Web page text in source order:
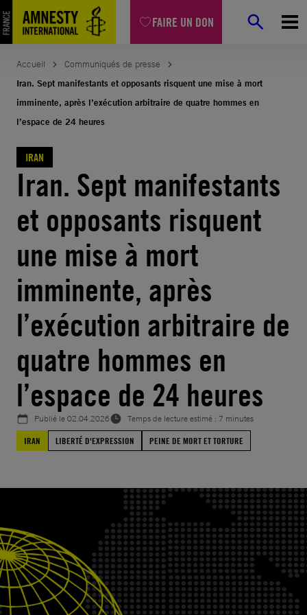
FAIRE UN DON
Aller
au
contenu
Accueil
Communiqués de presse
Iran. Sept manifestants et opposants risquent une mise à mort
imminente, après l’exécution arbitraire de quatre hommes en
l’espace de 24 heures
IRAN
Iran. Sept manifestants
et opposants risquent
une mise à mort
imminente, après
l’exécution arbitraire de
quatre hommes en
l’espace de 24 heures
Publié le02.04.2026
Temps de lecture estimé : 7 minutes
IRAN
LIBERTÉ D'EXPRESSION PEINE DE MORT ET TORTURE